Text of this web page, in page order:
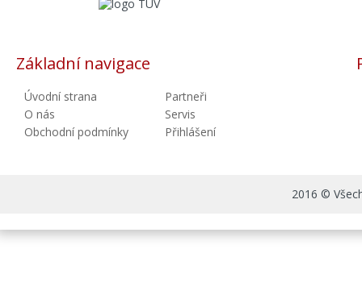
Základní navigace
Úvodní strana
O nás
Obchodní podmínky
Partneři
Servis
Přihlášení
2016 ©